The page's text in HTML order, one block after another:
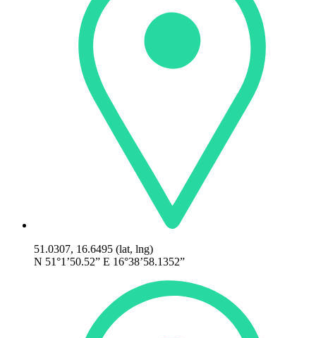
51.0307, 16.6495 (lat, lng)
N 51°1’50.52” E 16°38’58.1352”